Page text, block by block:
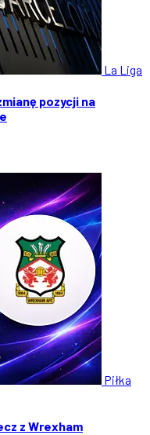
La Liga
pozycji na
Piłka
z Wrexham